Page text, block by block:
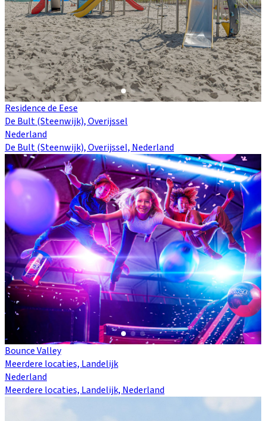
Residence de Eese
De Bult (Steenwijk), Overijssel
Nederland
De Bult (Steenwijk), Overijssel, Nederland
Bounce Valley
Meerdere locaties, Landelijk
Nederland
Meerdere locaties, Landelijk, Nederland